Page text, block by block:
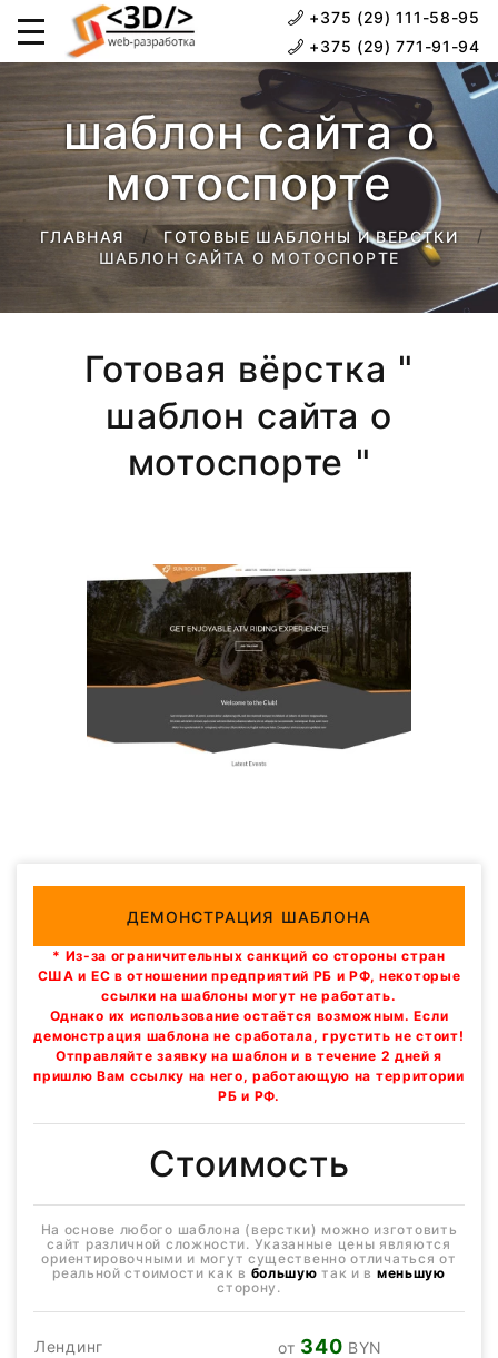
+375 (29) 111-58-95
+375 (29) 771-91-94
шаблон сайта о
мотоспорте
ГЛАВНАЯ
ГОТОВЫЕ ШАБЛОНЫ И ВЕРСТКИ
ШАБЛОН САЙТА О МОТОСПОРТЕ
Готовая вёрстка "
шаблон сайта о
мотоспорте "
ДЕМОНСТРАЦИЯ ШАБЛОНА
* Из-за ограничительных санкций со стороны стран
США и ЕС в отношении предприятий РБ и РФ, некоторые
ссылки на шаблоны могут не работать.
Однако их использование остаётся возможным. Если
демонстрация шаблона не сработала, грустить не стоит!
Отправляйте заявку на шаблон и в течение 2 дней я
пришлю Вам ссылку на него, работающую на территории
РБ и РФ.
Стоимость
На основе любого шаблона (верстки) можно изготовить
сайт различной сложности. Указанные цены являются
ориентировочными и могут существенно отличаться от
реальной стоимости как в большую так и в меньшую
сторону.
Лендинг от 340 BYN